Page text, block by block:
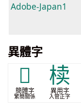
Adobe-Japan1
異體字
𰅥
簡體字
繁簡關係
椟
異用字
入管正字